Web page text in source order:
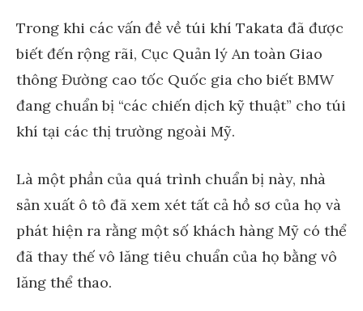
Trong khi các vấn đề về túi khí Takata đã được
biết đến rộng rãi, Cục Quản lý An toàn Giao
thông Đường cao tốc Quốc gia cho biết BMW
đang chuẩn bị “các chiến dịch kỹ thuật” cho túi
khí tại các thị trường ngoài Mỹ.
Là một phần của quá trình chuẩn bị này, nhà
sản xuất ô tô đã xem xét tất cả hồ sơ của họ và
phát hiện ra rằng một số khách hàng Mỹ có thể
đã thay thế vô lăng tiêu chuẩn của họ bằng vô
lăng thể thao.